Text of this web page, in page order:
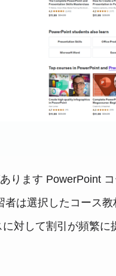
ります PowerPoint
者は選択したコース
対して割引が頻繁に